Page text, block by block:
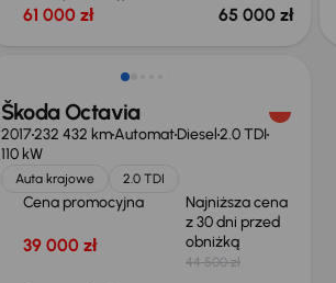
61 000 zł 65 000 zł
Taniej o 2 500 zł
Škoda Octavia
2017232 432 kmAutomatDiesel2.0 TDI
110 kW
Auta krajowe 2.0 TDI
Cena promocyjna
39 000 zł
Najniższa cena
z 30 dni przed
obniżką
44 500 zł